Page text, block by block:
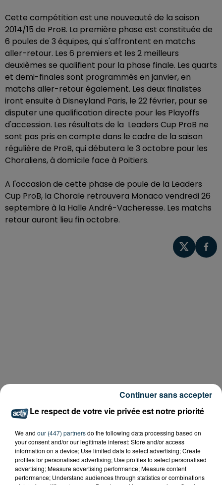
Cette compétition est une nouveauté de la saison
2014/15 de ProB. La première phase est constituée de
6 poules de 3 équipes, qui s'affrontent en matchs
aller-retour. Les 6 premiers et les 2 meilleurs
deuxièmes se qualifient pour la phase finale. Les quarts
et demi-finales sont programmés en janvier, en
matchs aller-retour également. Les deux finalistes
iront ensuite à Disneyland Paris, le 22 février, pour se
disputer une qualification directe pour les Playoffs
d'accession. Les résultats de la Leaders Cup ProB ne
sont pas pris en compte dans le cadre de la saison
régulière de ProB, qui débutera le 3 octobre pour les
Choraliens, à domicile face à Poitiers.
A l'occasion de cette phase de poule de la Leaders
Cup ProB, la Chorale retrouvera Monaco vendredi 26
septembre à la Halle André-Vacheresse. Les matchs
retour auront lieu fin octobre.
Le respect de votre vie privée est notre priorité
We and our (447) partnersdo the following data processing based on
your consent and/or our legitimate interest: Store and/or access
information on a device; Use limited data to select advertising; Create
profiles for personalised advertising; Use profiles to select personalised
advertising; Measure advertising performance; Measure content
performance; Understand audiences through statistics or combinations
Continuer sans accepter